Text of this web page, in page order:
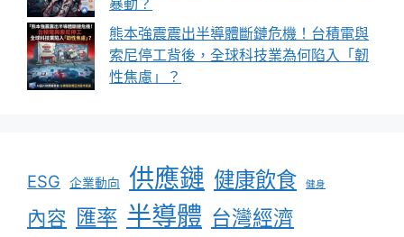
暴動？
熊本強震震出半導體斷鏈危機！台積電與
索尼停工背後，全球科技業為何陷入「韌
性焦慮」？
ESG 企業動向 供應鏈 健康飲食 健身
內容 匯率 半導體 台灣經濟